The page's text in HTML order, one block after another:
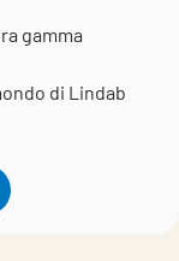
gamma
di Lindab